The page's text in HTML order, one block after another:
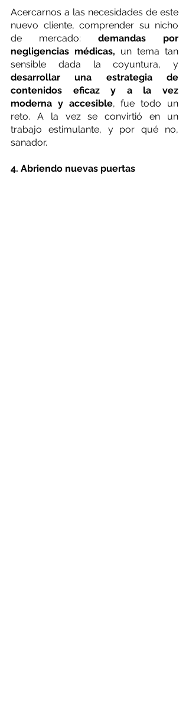
Acercarnos a las necesidades de este
nuevo cliente, comprender su nicho
de mercado: demandas por
negligencias médicas, un tema tan
desarrollar una estrategia de
contenidos eficaz y a la vez
moderna y accesible, fue todo un
reto. A la vez se convirtió en un
trabajo estimulante, y por qué no,
sanador.
4. Abriendo nuevas puertas